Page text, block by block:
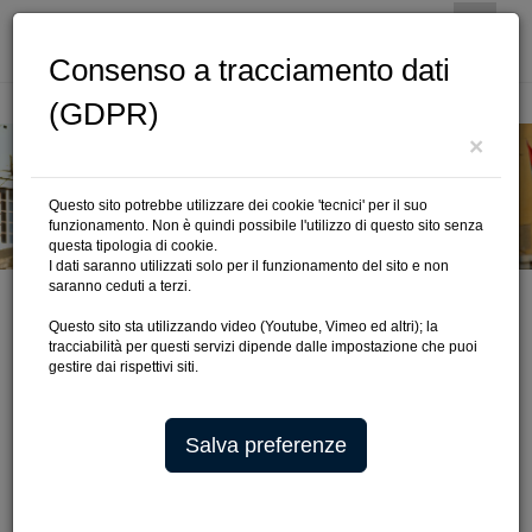
Cerca
IN EVIDENZA
SUNSET RUN 22.07.206
Consenso a tracciamento dati
(GDPR)
×
Questo sito potrebbe utilizzare dei cookie 'tecnici' per il suo
funzionamento. Non è quindi possibile l'utilizzo di questo sito senza
questa tipologia di cookie.
I dati saranno utilizzati solo per il funzionamento del sito e non
saranno ceduti a terzi.
Questo sito sta utilizzando video (Youtube, Vimeo ed altri); la
tracciabilità per questi servizi dipende dalle impostazione che puoi
gestire dai rispettivi siti.
Salva preferenze